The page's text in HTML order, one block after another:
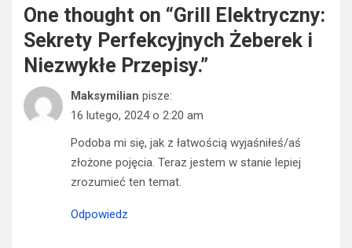
One thought on “Grill Elektryczny:
Sekrety Perfekcyjnych Żeberek i
Niezwykłe Przepisy.”
Maksymilian pisze:
16 lutego, 2024 o 2:20 am
Podoba mi się, jak z łatwością wyjaśniłeś/aś
złożone pojęcia. Teraz jestem w stanie lepiej
zrozumieć ten temat.
Odpowiedz